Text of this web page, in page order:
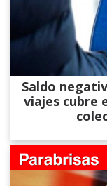
Saldo
viajes cubre